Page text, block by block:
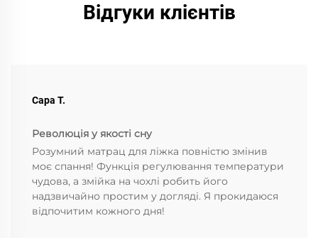
Відгуки клієнтів
Сара Т.
Революція у якості сну
Розумний матрац для ліжка повністю змінив
моє спання! Функція регулювання температури
чудова, а змійка на чохлі робить його
надзвичайно простим у догляді. Я прокидаюся
відпочитим кожного дня!